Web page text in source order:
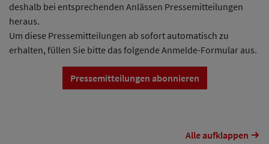
deshalb bei entsprechenden Anlässen Pressemitteilungen
heraus.
Um diese Pressemitteilungen ab sofort automatisch zu
erhalten, füllen Sie bitte das folgende Anmelde-Formular aus.
Pressemitteilungen abonnieren
Alle aufklappen